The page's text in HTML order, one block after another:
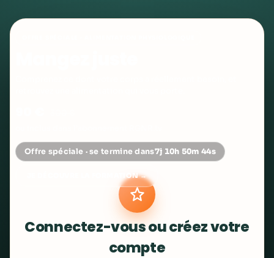
JE DÉCOUVRE LA FORMATION →
Offre spéciale · se termine dans7j 10h 50m 44s
Connectez-vous ou créez votre
compte